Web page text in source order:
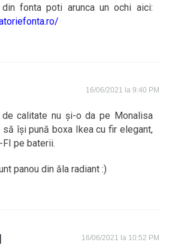
fonta poti arunca un ochi aici:
16/06/2021 la 9:40 PM
calitate nu și-o da pe Monalisa
își pună boxa Ikea cu fir elegant,
pe baterii.
panou din ăla radiant :)
16/06/2021 la 10:52 PM